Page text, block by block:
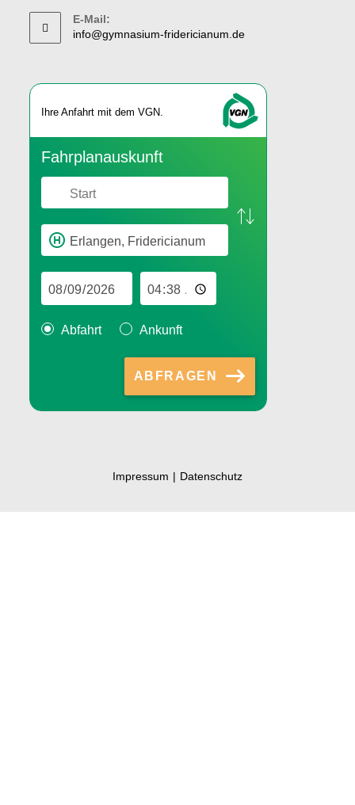
E-Mail:
info@gymnasium-fridericianum.de
Ihre An­fahrt mit dem VGN.
Fahr­plan­aus­kunft
Abfahrt Ankunft
ABFRAGEN
Impressum Datenschutz